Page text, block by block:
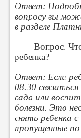
Ответ:
вопросу вы
в разделе
Вопрос. Что
ребенка?
Ответ: Если
08.30
сада или
болезни. Это
снять ребенка
пропущенные по